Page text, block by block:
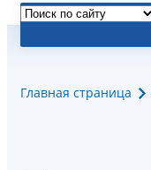
Главная страница